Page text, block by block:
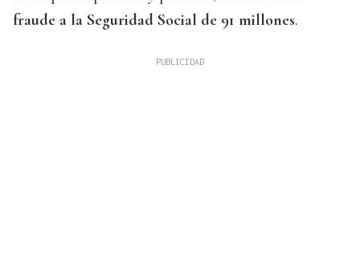
fraude a la Seguridad Social de 91 millones.